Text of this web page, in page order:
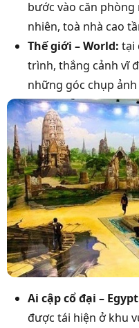
bước vào căn
nhiên, toà nhà cao
Thế giới – World: tại
trình, thắng cảnh vĩ
những góc chụp
Ai cập cổ đại –
được tái hiện ở khu